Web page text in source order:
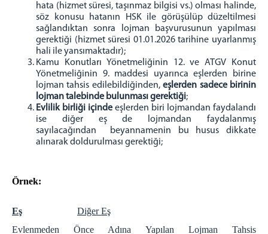
Görünümler
BAŞSAVCILIK
Cumhuriyet Başsavcısı
Cumhuriyet Başsavcı Vekilleri
Basın Suçları Bürosu
Beyanname
Beyanname Ekinde İbraz Edilmesi Gereken
Belgeler
Medya İletişim Bürosu
KOMİSYON
Adalet Komisyonu Üyesi
Mahkemeler
hata (hizmet süresi, taşınmaz bilgisi vs.) olması halinde,
söz konusu hatanın HSK ile görüşülüp düzeltilmesi
sağlandıktan sonra lojman başvurusunun yapılması
gerektiği (hizmet süresi 01.01.2026 tarihine uyarlanmış
hali ile yansımaktadır);
Kamu Konutları Yönetmeliğinin 12. ve ATGV Konut
Yönetmeliğinin 9. maddesi uyarınca eşlerden birine
lojman tahsis edilebildiğinden,eşlerden sadece birinin
lojman talebinde bulunması gerektiği;
Evlilik birliği içinde eşlerden biri lojmandan faydalandı
ise diğer eş de lojmandan faydalanmış
sayılacağından beyannamenin bu husus dikkate
alınarak doldurulması gerektiği;
Örnek:
Eş
Diğer Eş
Evlenmeden Önce Adına Yapılan Lojman Tahsis